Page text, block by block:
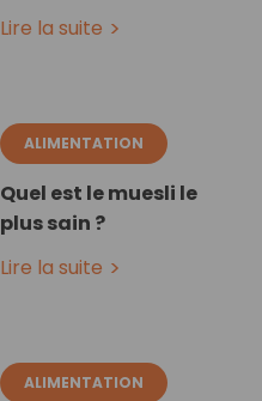
Lire la suite
ALIMENTATION
Quel est le muesli le
plus sain ?
Lire la suite
ALIMENTATION